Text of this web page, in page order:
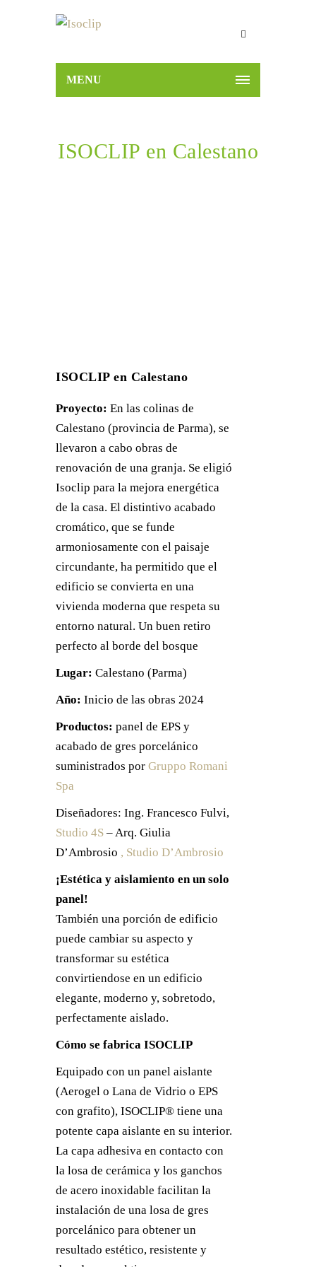
MENU
ISOCLIP en Calestano
ISOCLIP en Calestano
Proyecto: En las colinas de
Calestano (provincia de Parma), se
llevaron a cabo obras de
renovación de una granja. Se eligió
Isoclip para la mejora energética
de la casa. El distintivo acabado
cromático, que se funde
armoniosamente con el paisaje
circundante, ha permitido que el
edificio se convierta en una
vivienda moderna que respeta su
entorno natural. Un buen retiro
perfecto al borde del bosque
Lugar: Calestano (Parma)
Año: Inicio de las obras 2024
Productos: panel de EPS y
acabado de gres porcelánico
suministrados por Gruppo Romani
Spa
Diseñadores: Ing. Francesco Fulvi,
Studio 4S – Arq. Giulia
D’Ambrosio , Studio D’Ambrosio
¡Estética y aislamiento en un solo
panel!
También una porción de edificio
puede cambiar su aspecto y
transformar su estética
convirtiendose en un edificio
elegante, moderno y, sobretodo,
perfectamente aislado.
Cómo se fabrica ISOCLIP
Equipado con un panel aislante
(Aerogel o Lana de Vidrio o EPS
con grafito), ISOCLIP® tiene una
potente capa aislante en su interior.
La capa adhesiva en contacto con
la losa de cerámica y los ganchos
de acero inoxidable facilitan la
instalación de una losa de gres
porcelánico para obtener un
resultado estético, resistente y